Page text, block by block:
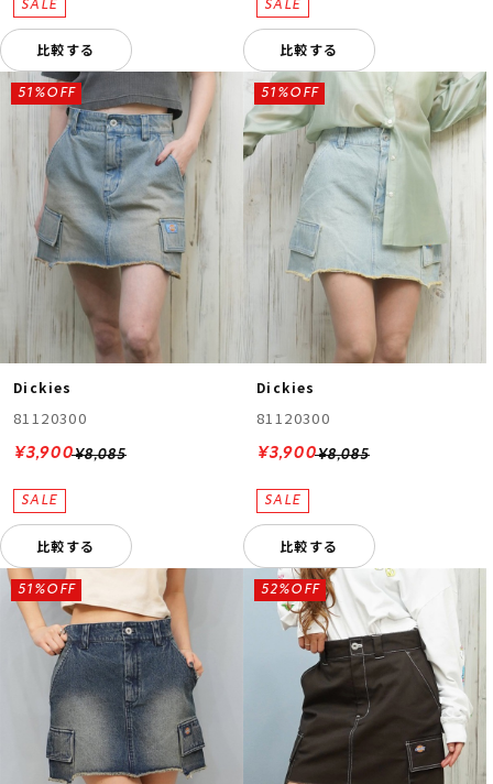
比較する 比較する
Dickies
81120300
¥8,085
51%OFF
¥3,900
比較する
Dickies
81120300
¥8,085
51%OFF
¥3,900
比較する
51%OFF 52%OFF